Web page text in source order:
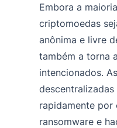
Embora a
criptomoedas
anônima e livre
também a torna
intencionados.
rapidamente por
ransomware e